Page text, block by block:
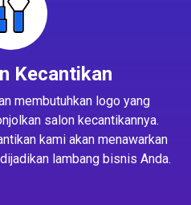
Kecantikan
membutuhkan logo yang
salon kecantikannya.
kami akan menawarkan
lambang bisnis Anda.